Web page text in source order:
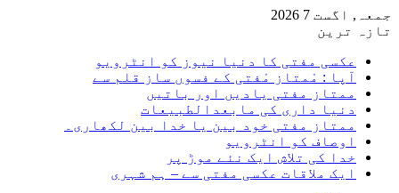
جمعہ, اگست 7 2026
تازہ ترین
عکسی مفتی کا دنیا نیوز کو انٹرویو
آپا : مْمتاز مْفتی کے فسوں ساز قلم سے
ممتاز مفتی یادیں اور باتیں
دنیا داری کی مابعدالطبیعات
ممتاز مفتی خود بین یا خدا بین لکھاری۔
اوصاف کو انٹرویو
خدا کی تلاش ایک نئے موڑ پر
ایک ملاقات عکسی مفتی سے – ہم شہری